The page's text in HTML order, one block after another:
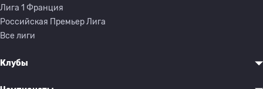
Лига 1 Франция
Российская Премьер Лига
Все лиги
Клубы